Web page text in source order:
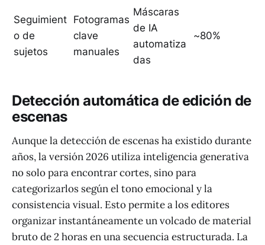
Seguimient
o de
sujetos
Fotogramas
clave
manuales
Máscaras
de IA
automatiza
das
~80%
Detección automática de edición de
escenas
Aunque la detección de escenas ha existido durante
años, la versión 2026 utiliza inteligencia generativa
no solo para encontrar cortes, sino para
categorizarlos según el tono emocional y la
consistencia visual. Esto permite a los editores
organizar instantáneamente un volcado de material
bruto de 2 horas en una secuencia estructurada. La